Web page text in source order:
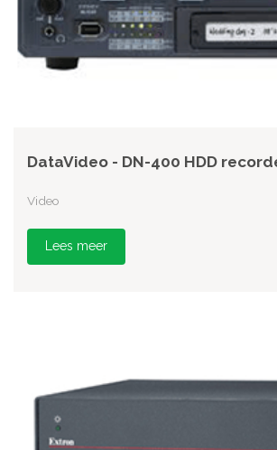
DataVideo - DN-400 HDD
Video
Lees meer